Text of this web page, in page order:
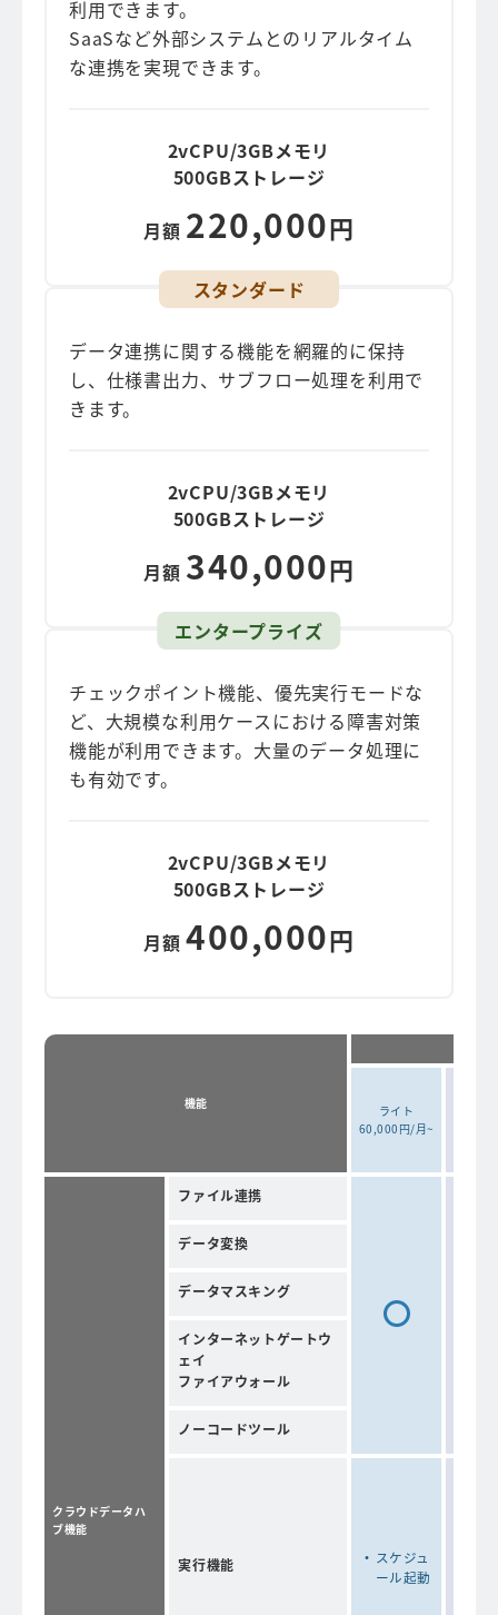
利用できます。
SaaSなど外部システムとのリアルタイム
な連携を実現できます。
2vCPU/3GBメモリ
500GBストレージ
月額 220,000円
スタンダード
データ連携に関する機能を網羅的に保持
し、仕様書出力、サブフロー処理を利用で
きます。
2vCPU/3GBメモリ
500GBストレージ
月額 340,000円
エンタープライズ
チェックポイント機能、優先実行モードな
ど、大規模な利用ケースにおける障害対策
機能が利用できます。大量のデータ処理に
も有効です。
2vCPU/3GBメモリ
500GBストレージ
月額400,000円
機能
ライト
60,000円/月~
クラウドデータハ
ブ機能
ファイル連携
データ変換
データマスキング
インターネットゲートウ
ェイ
ファイアウォール
ノーコードツール
実行機能
スケジュ
ール起動